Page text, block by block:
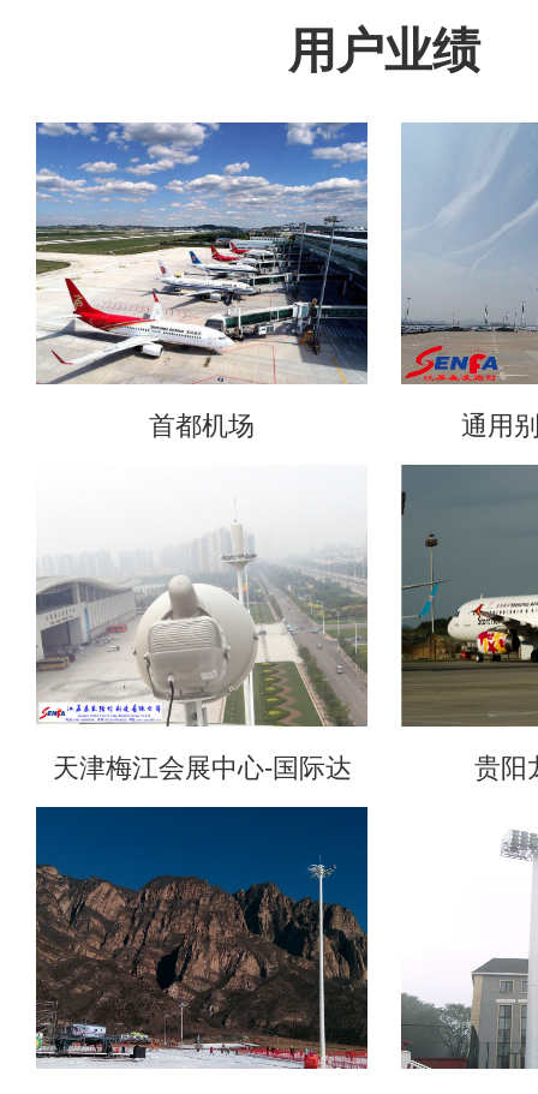
用户业绩
首都机场 通用
天津梅江会展中心-国际达 贵阳